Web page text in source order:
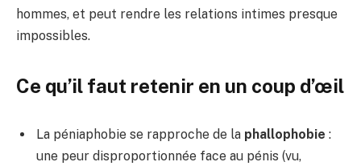
hommes, et peut rendre les relations intimes presque
impossibles.
Ce qu’il faut retenir en un coup d’œil
La péniaphobie se rapproche de la phallophobie :
une peur disproportionnée face au pénis (vu,